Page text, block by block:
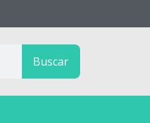
Buscar